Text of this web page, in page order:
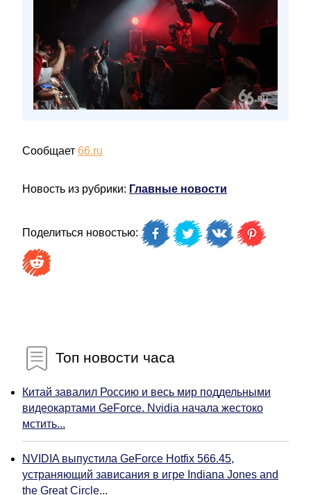
Сообщает 66.ru
Новость из рубрики: Главные новости
Поделиться новостью:
Топ новости часа
Китай завалил Россию и весь мир поддельными
видеокартами GeForce. Nvidia начала жестоко
мстить...
NVIDIA выпустила GeForce Hotfix 566.45,
устраняющий зависания в игре Indiana Jones and
the Great Circle...